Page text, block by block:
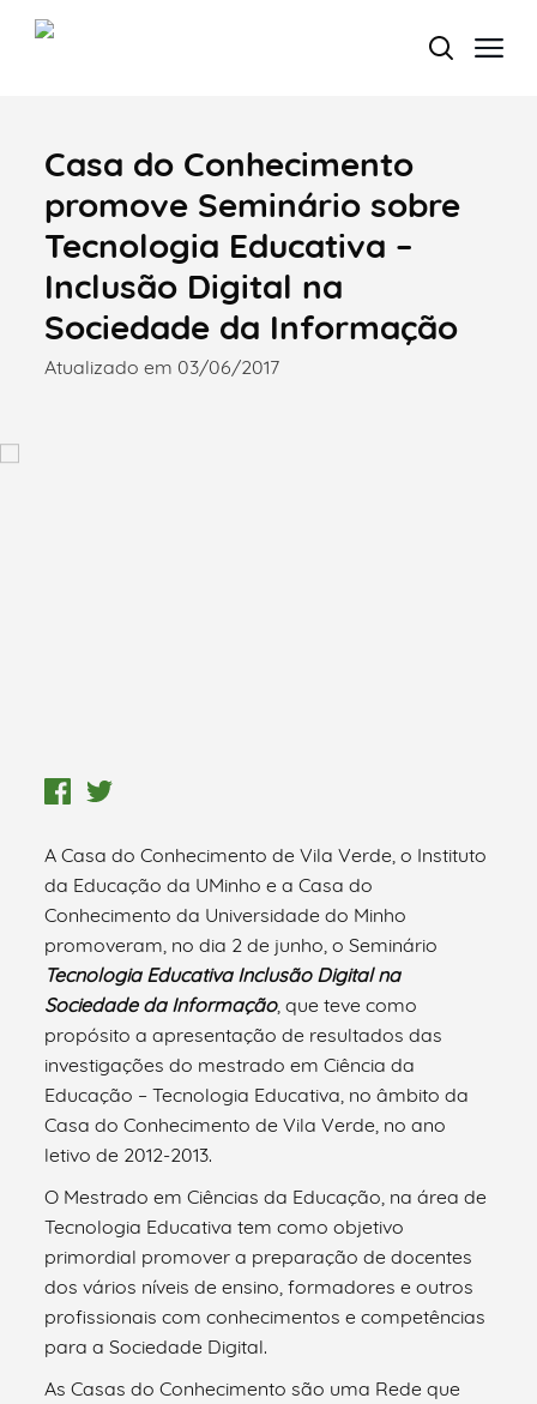
Termo de Pesquisa
Categorias gerais
Casa do Conhecimento
promove Seminário sobre
Tecnologia Educativa –
Inclusão Digital na
Sociedade da Informação
Atualizado em 03/06/2017
A Casa do Conhecimento de Vila Verde, o Instituto
da Educação da UMinho e a Casa do
Conhecimento da Universidade do Minho
promoveram, no dia 2 de junho, o Seminário
Tecnologia Educativa Inclusão Digital na
Sociedade da Informação, que teve como
propósito a apresentação de resultados das
investigações do mestrado em Ciência da
Educação – Tecnologia Educativa, no âmbito da
Casa do Conhecimento de Vila Verde, no ano
letivo de 2012-2013.
O Mestrado em Ciências da Educação, na área de
Tecnologia Educativa tem como objetivo
primordial promover a preparação de docentes
dos vários níveis de ensino, formadores e outros
profissionais com conhecimentos e competências
para a Sociedade Digital.
As Casas do Conhecimento são uma Rede que